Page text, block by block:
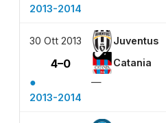
2013-2014
30 Ott 2013 Juventus
4–0 Catania
●
—
2013-2014